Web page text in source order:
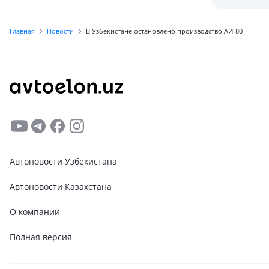
Главная Новости В Узбекистане остановлено производство АИ-80
Автоновости Узбекистана
Автоновости Казахстана
О компании
Полная версия